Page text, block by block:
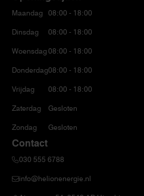
Maandag
Dinsdag
Woensdag
Donderdag
Vrijdag
Zaterdag
Zondag
08:00 - 18:00
08:00 - 18:00
08:00 - 18:00
08:00 - 18:00
08:00 - 18:00
Gesloten
Gesloten
Contact
030 555 6788
info@helionenergie.nl